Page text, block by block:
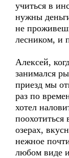
учиться в
нужны
не
лесником, и
Алексей,
занимался
приезд мы
раз по
хотел
поохотиться
озерах,
нежное
любом виде